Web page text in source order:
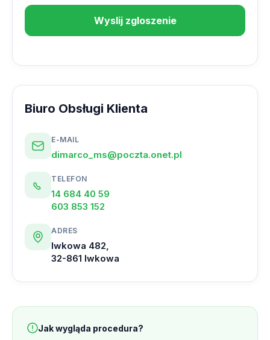
Biuro Obsługi Klienta
E-MAIL
dimarco_ms@poczta.onet.pl
TELEFON
14 684 40 59
603 853 152
ADRES
Iwkowa 482,
32-861 Iwkowa
Jak wygląda procedura?